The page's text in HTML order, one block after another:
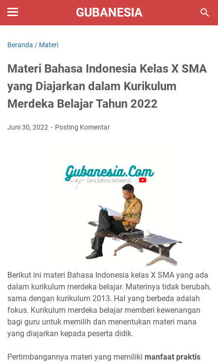
GUBANESIA
Beranda / Materi
Materi Bahasa Indonesia Kelas X SMA
yang Diajarkan dalam Kurikulum
Merdeka Belajar Tahun 2022
Juni 30, 2022 Posting Komentar
Berikut ini materi Bahasa Indonesia kelas X SMA yang ada
dalam kurikulum merdeka belajar. Materinya tidak berubah,
sama dengan kurikulum 2013. Hal yang berbeda adalah
fokus. Kurikulum merdeka belajar memberi kewenangan
bagi guru untuk memilih dan menentukan materi mana
yang diajarkan kepada peserta didik.
Pertimbangannya materi yang memiliki manfaat praktis